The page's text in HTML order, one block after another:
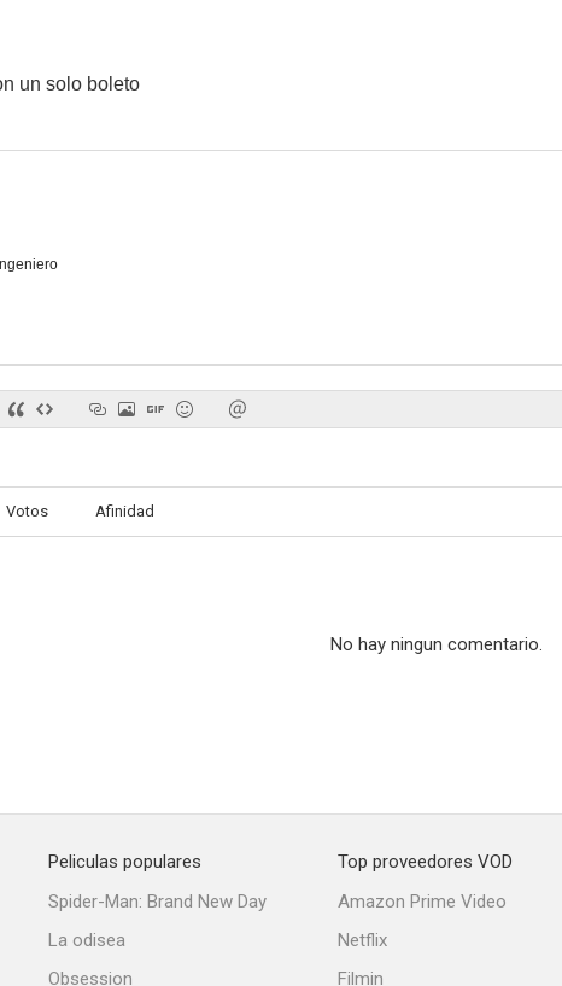
un solo boleto
Votos Afinidad
No hay ningun comentario.
Peliculas populares
Spider-Man: Brand New Day
La odisea
Obsession
Top proveedores VOD
Amazon Prime Video
Netflix
Filmin